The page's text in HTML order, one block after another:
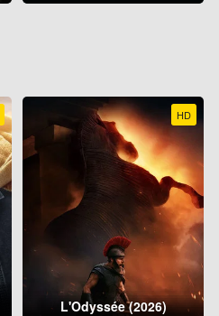
HD
L'Odyssée (2026)